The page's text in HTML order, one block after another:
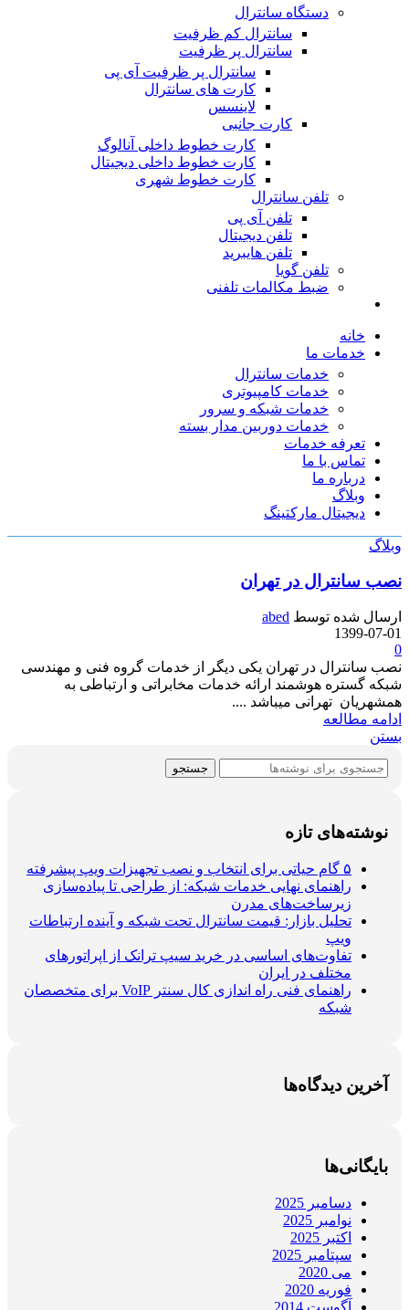
دستگاه سانترال
سانترال کم ظرفیت
سانترال پر ظرفیت
سانترال پر ظرفیت آی پی
کارت های سانترال
لاینسس
کارت جانبی
کارت خطوط داخلی آنالوگ
کارت خطوط داخلی دیجیتال
کارت خطوط شهری
تلفن سانترال
تلفن آی پی
تلفن دیجیتال
تلفن هایبرید
تلفن گویا
ضبط مکالمات تلفنی
خانه
خدمات ما
خدمات سانترال
خدمات کامپیوتری
خدمات شبکه و سرور
خدمات دوربین مدار بسته
تعرفه خدمات
تماس با ما
درباره ما
وبلاگ
دیجیتال مارکتینگ
وبلاگ
نصب سانترال در تهران
ارسال شده توسط abed
1399-07-01
0
نصب سانترال در تهران یکی دیگر از خدمات گروه فنی و مهندسی
شبکه گستره هوشمند ارائه خدمات مخابراتی و ارتباطی به
همشهریان تهرانی میباشد ....
ادامه مطالعه
بستن
جستجو
نوشته‌های تازه
۵ گام حیاتی برای انتخاب و نصب تجهیزات ویپ پیشرفته
راهنمای نهایی خدمات شبکه: از طراحی تا پیاده‌سازی
زیرساخت‌های مدرن
تحلیل بازار: قیمت سانترال تحت شبکه و آینده ارتباطات
ویپ
تفاوت‌های اساسی در خرید سیپ ترانک از اپراتورهای
مختلف در ایران
راهنمای فنی راه اندازی کال سنتر VoIP برای متخصصان
شبکه
آخرین دیدگاه‌ها
بایگانی‌ها
دسامبر 2025
نوامبر 2025
اکتبر 2025
سپتامبر 2025
می 2020
فوریه 2020
آگوست 2014